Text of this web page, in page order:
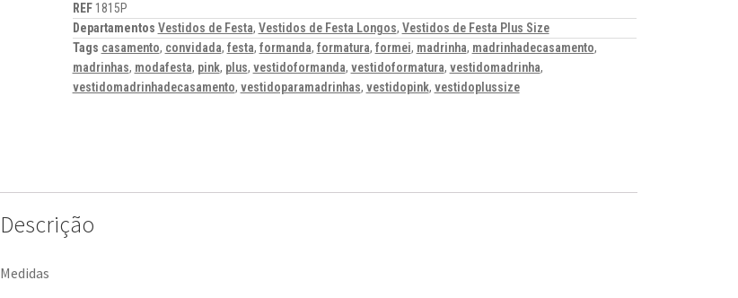
REF 1815P
Departamentos Vestidos de Festa, Vestidos de Festa Longos, Vestidos de Festa Plus Size
Tags casamento, convidada, festa, formanda, formatura, formei, madrinha, madrinhadecasamento,
madrinhas, modafesta, pink, plus, vestidoformanda, vestidoformatura, vestidomadrinha,
vestidomadrinhadecasamento, vestidoparamadrinhas, vestidopink, vestidoplussize
Descrição
Medidas